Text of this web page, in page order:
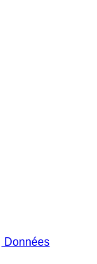
Données